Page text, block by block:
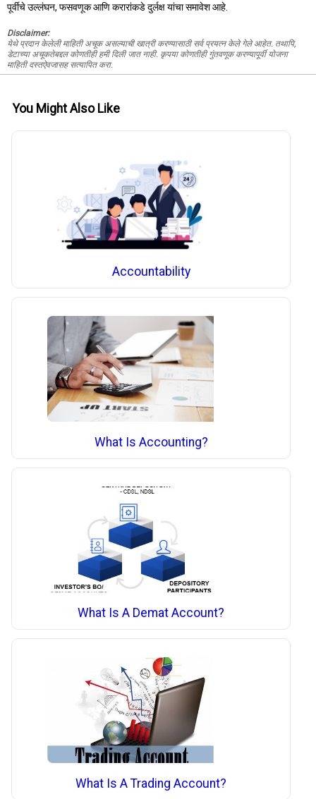
पूर्वीचे उल्लंघन, फसवणूक आणि करारांकडे दुर्लक्ष यांचा समावेश आहे.
Disclaimer:
येथे प्रदान केलेली माहिती अचूक असल्याची खात्री करण्यासाठी सर्व प्रयत्न केले गेले आहेत. तथापि,
डेटाच्या अचूकतेबद्दल कोणतीही हमी दिली जात नाही. कृपया कोणतीही गुंतवणूक करण्यापूर्वी योजना
माहिती दस्तऐवजासह सत्यापित करा.
You Might Also Like
Accountability
What Is Accounting?
What Is A Demat Account?
What Is A Trading Account?